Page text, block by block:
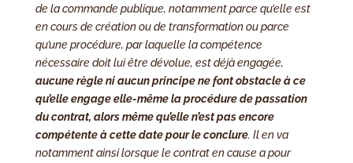
de la commande publique, notamment parce qu’elle est
en cours de création ou de transformation ou parce
qu’une procédure, par laquelle la compétence
nécessaire doit lui être dévolue, est déjà engagée,
aucune règle ni aucun principe ne font obstacle à ce
qu’elle engage elle-même la procédure de passation
du contrat, alors même qu’elle n’est pas encore
compétente à cette date pour le conclure. Il en va
notamment ainsi lorsque le contrat en cause a pour